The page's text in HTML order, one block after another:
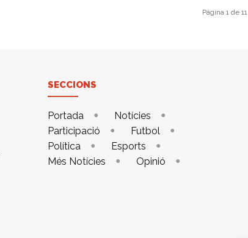
Página 1 de 11
SECCIONS
Portada
Notícies
Participació
Futbol
Política
Esports
Més Notícies
Opinió